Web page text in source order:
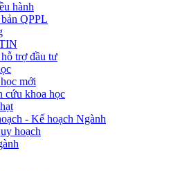
hành
QPPL
trợ đầu tư
mới
cứu khoa học
- Kế hoạch Ngành
hoạch